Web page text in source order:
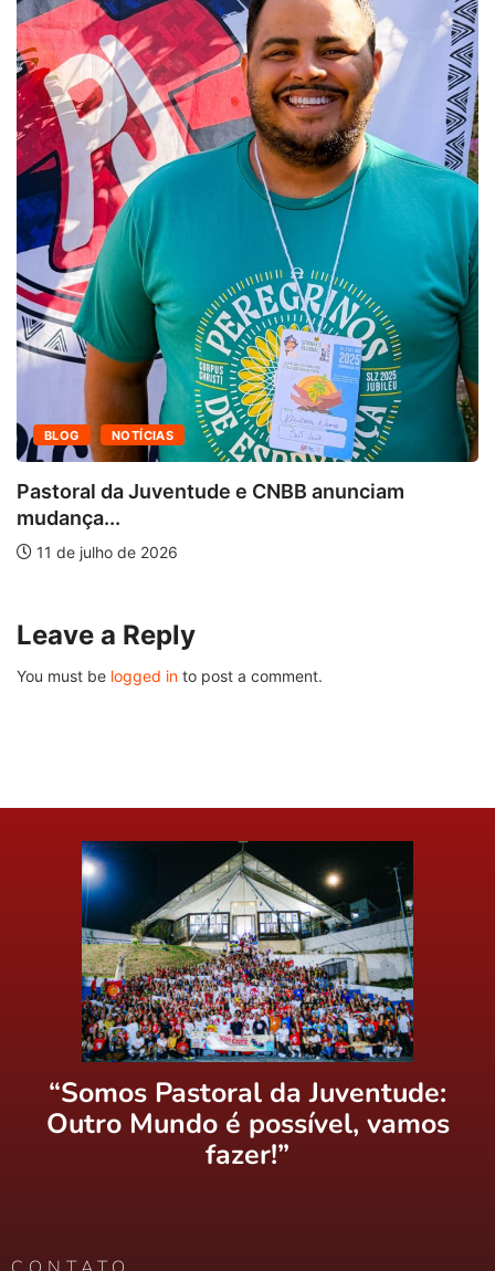
BLOG NOTÍCIAS
Pastoral da Juventude e CNBB anunciam
mudança...
11 de julho de 2026
Leave a Reply
You must be logged in to post a comment.
“Somos Pastoral da Juventude:
Outro Mundo é possível, vamos
fazer!”